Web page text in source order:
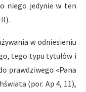
niego jedynie w ten
w odniesieniu
tego typu tytułów i
prawdziwego «Pana
(por. Ap 4, 11),